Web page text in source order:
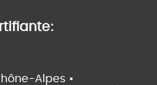
Alpes •